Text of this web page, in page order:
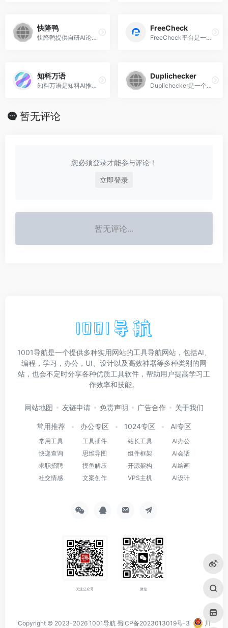
快降鸭
快降鸭提供自研AI论文降重系统，保障句子通顺度的同时快速降低论文查重率，为大家的毕业论文提供安全保障
FreeCheck
‌FreeCheck平台‌是一个专注于论文查重和降重的在线平台，提供多种功能和优惠活动，特别适合学生和研究者在使用论文查重和修改过程中使用。
知料万语
‌知料万语‌是知料AI推出的一款基于大模型的长文内容写作平台，旨在帮助用户一键生成高质量的长篇文章，高效，省时，省力，5分钟3万字，专业提供AI论文写作，AI论文助手等相关信息，AI一键生成，让天下没有难写的论文！
Duplichecker‌
‌Duplichecker‌是一个在线的免费文章抄袭检测工具网站，主要功能是帮助用户检查文本或文件中是否存在重复或抄袭的内容。该平台提供多种功能，包括剽窃检测、文本重写、语法检查等，旨在提高用户的写作质量和避免重复内容‌。
暂无评论
您必须登录才能参与评论！
立即登录
暂无评论...
1001导航是一个提供多种实用网站的工具导航网站，包括AI、
编程，学习，办公，UI、设计以及高效神器等多种类别的网
站，也会不定时分享各种优质工具软件，帮助用户提高学习工
作效率和技能。
网站地图 友链申请 免责声明 广告合作 关于我们
常用推荐
常用工具
快递查询
求职招聘
社交情感
办公专区
工具插件
思维导图
摸鱼解压
文案创作
1024专区
站长工具
组件框架
开源架构
VPS主机
AI专区
AI办公
AI会话
AI绘画
AI设计
关注公众号 微信
Copyright © 2023-2026 1001导航 蜀ICP备2023013019号-3 川